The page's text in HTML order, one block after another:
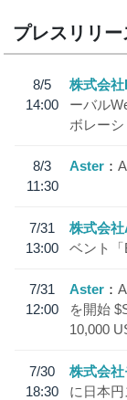
プレスリリー
8/5
14:00
株式会
ーバル
ボレー
8/3
11:30
Aster
7/31
13:00
株式会
ベント
7/31
12:00
Aster
を開始
10,000
7/30
18:30
株式会社
に日本